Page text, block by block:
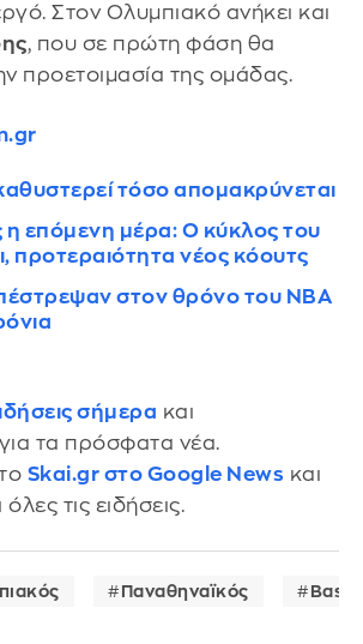
Στον Ολυμπιακό ανήκει και
, που σε πρώτη φάση θα
προετοιμασία της ομάδας.
τόσο απομακρύνεται
η επόμενη μέρα: Ο κύκλος του
προτεραιότητα νέος κόουτς
στον θρόνο του NBA
σήμερα και
τα πρόσφατα νέα.
Skai.gr στο Google News και
τις ειδήσεις.
Παναθηναϊκός